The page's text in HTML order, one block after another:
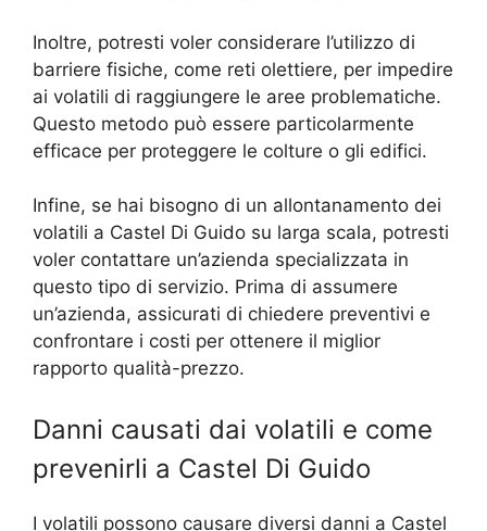
Inoltre, potresti voler considerare l’utilizzo di
barriere fisiche, come reti olettiere, per impedire
ai volatili di raggiungere le aree problematiche.
Questo metodo può essere particolarmente
efficace per proteggere le colture o gli edifici.
Infine, se hai bisogno di un allontanamento dei
volatili a Castel Di Guido su larga scala, potresti
voler contattare un’azienda specializzata in
questo tipo di servizio. Prima di assumere
un’azienda, assicurati di chiedere preventivi e
confrontare i costi per ottenere il miglior
rapporto qualità-prezzo.
Danni causati dai volatili e come
prevenirli a Castel Di Guido
I volatili possono causare diversi danni a Castel